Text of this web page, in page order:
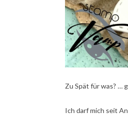
Zu Spät für was? …
Ich darf mich seit